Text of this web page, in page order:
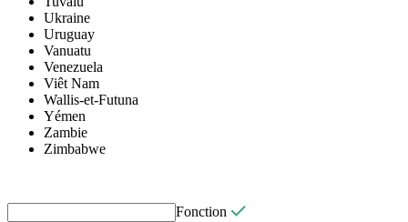
Ukraine
Uruguay
Vanuatu
Venezuela
Viêt Nam
Wallis-et-Futuna
Yémen
Zambie
Zimbabwe
Fonction